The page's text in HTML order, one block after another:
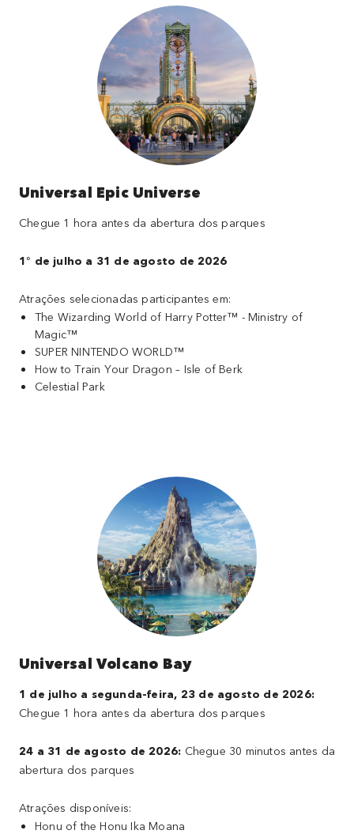
Universal Epic Universe
Chegue 1 hora antes da abertura dos parques
1° de julho a 31 de agosto de 2026
Atrações selecionadas participantes em:
The Wizarding World of Harry Potter™ - Ministry of
Magic™
SUPER NINTENDO WORLD™
How to Train Your Dragon – Isle of Berk
Celestial Park
Universal Volcano Bay
1 de julho a segunda-feira, 23 de agosto de 2026:
Chegue 1 hora antes da abertura dos parques
24 a 31 de agosto de 2026: Chegue 30 minutos antes da
abertura dos parques
Atrações disponíveis:
Honu of the Honu Ika Moana